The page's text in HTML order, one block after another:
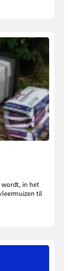
wordt, in het
til